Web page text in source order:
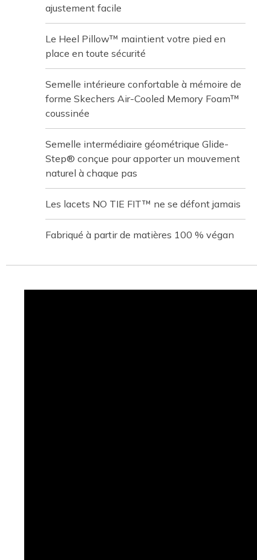
ajustement facile
Le Heel Pillow™ maintient votre pied en
place en toute sécurité
Semelle intérieure confortable à mémoire de
forme Skechers Air-Cooled Memory Foam™
coussinée
Semelle intermédiaire géométrique Glide-
Step® conçue pour apporter un mouvement
naturel à chaque pas
Les lacets NO TIE FIT™ ne se défont jamais
Fabriqué à partir de matières 100 % végan